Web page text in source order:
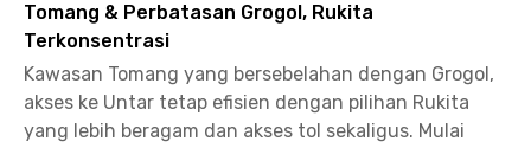
Tomang & Perbatasan Grogol, Rukita
Terkonsentrasi
Kawasan Tomang yang bersebelahan dengan Grogol,
akses ke Untar tetap efisien dengan pilihan Rukita
yang lebih beragam dan akses tol sekaligus. Mulai